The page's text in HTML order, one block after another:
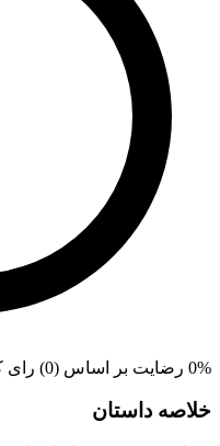
0% رضایت بر اساس (0) رای کاربران
خلاصه داستان